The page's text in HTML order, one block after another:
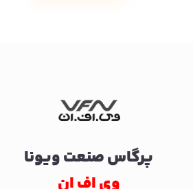
پرگاس صنعت ویونا